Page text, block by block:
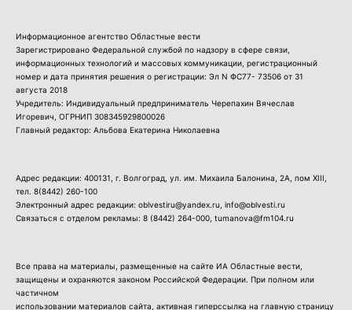
Информационное агентство Областные вести
Зарегистрировано Федеральной службой по надзору в сфере связи,
информационных технологий и массовых коммуникации, регистрационный
номер и дата принятия решения о регистрации: Эл N ФС77- 73506 от 31
августа 2018
Учредитель: Индивидуальный предприниматель Черепахин Вячеслав
Игоревич, ОГРНИП 308345929800026
Главный редактор: Альбова Екатерина Николаевна
Адрес редакции: 400131, г. Волгоград, ул. им. Михаила Балонина, 2А, пом XIII,
тел. 8(8442) 260-100
Электронный адрес редакции: oblvestiru@yandex.ru, info@oblvesti.ru
Связаться с отделом рекламы: 8 (8442) 264-000 , tumanova@fm104.ru
Все права на материалы, размещенные на сайте ИА Областные вести,
защищены и охраняются законом Российской Федерации. При полном или
частичном
использовании материалов сайта, активная гиперссылка на главную страницу